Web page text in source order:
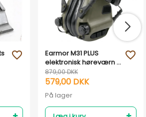
favorite_outline
Earmor M31 PLUS
elektronisk høreværn -
Armygrøn
879,00 DKK
579,00 DKK
På lager
favorite_outline